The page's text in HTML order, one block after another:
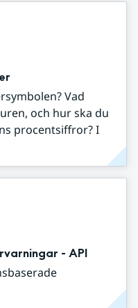
Vad
och hur ska du
procentsiffror? I
- API